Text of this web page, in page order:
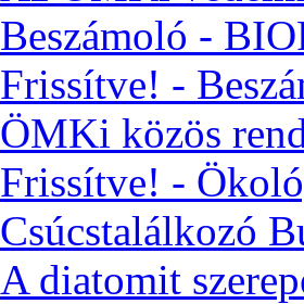
Beszámoló -
Frissítve! -
ÖMKi közös
Frissítve! -
Csúcstalálkozó
A diatomit